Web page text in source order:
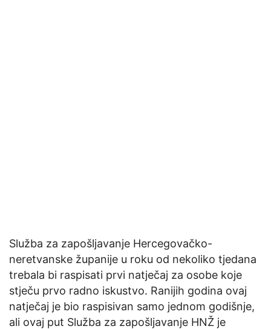
Služba za zapošljavanje Hercegovačko-
neretvanske županije u roku od nekoliko tjedana
trebala bi raspisati prvi natječaj za osobe koje
stječu prvo radno iskustvo. Ranijih godina ovaj
natječaj je bio raspisivan samo jednom godišnje,
ali ovaj put Služba za zapošljavanje HNŽ je